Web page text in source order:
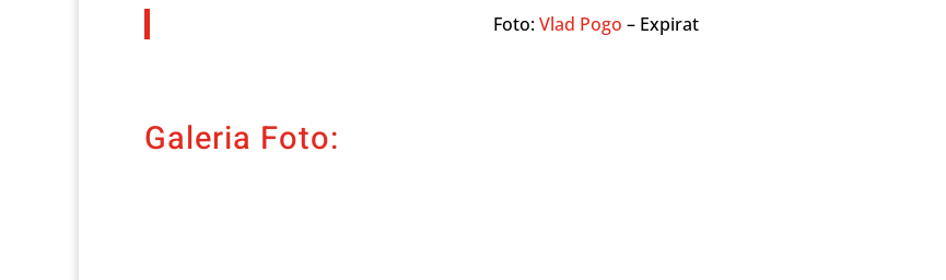
Foto:Vlad Pogo – Expirat
Galeria Foto: